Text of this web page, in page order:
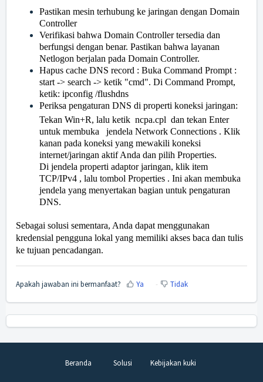
Pastikan mesin terhubung ke jaringan dengan Domain
Controller
Verifikasi bahwa Domain Controller tersedia dan
berfungsi dengan benar. Pastikan bahwa layanan
Netlogon berjalan pada Domain Controller.
Hapus cache DNS record : Buka Command Prompt :
start -> search -> ketik "cmd". Di Command Prompt,
ketik: ipconfig /flushdns
Periksa pengaturan DNS di properti koneksi jaringan:
Tekan Win+R, lalu ketik ncpa.cpl dan tekan Enter
untuk membuka jendela Network Connections . Klik
kanan pada koneksi yang mewakili koneksi
internet/jaringan aktif Anda dan pilih Properties.
Di jendela properti adaptor jaringan, klik item
TCP/IPv4 , lalu tombol Properties . Ini akan membuka
jendela yang menyertakan bagian untuk pengaturan
DNS.
Sebagai solusi sementara, Anda dapat menggunakan
kredensial pengguna lokal yang memiliki akses baca dan tulis
ke tujuan pencadangan.
Apakah jawaban ini bermanfaat? Ya Tidak
Beranda Solusi Kebijakan kuki